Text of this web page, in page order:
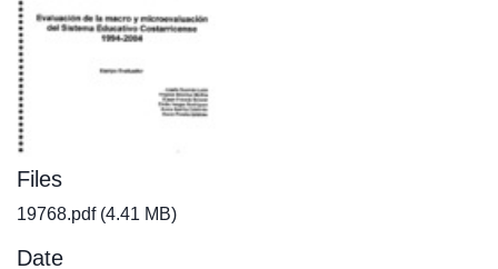
Files
19768.pdf(4.41 MB)
Date